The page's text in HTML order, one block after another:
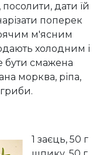
дати їй
поперек
м'ясним
холодним і
бути смажена
морква, ріпа,
1 заєць, 50 г